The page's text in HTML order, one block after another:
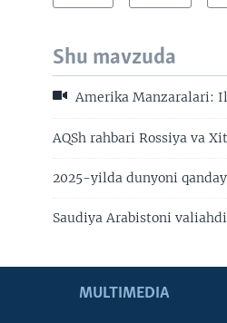
Shu mavzuda
Amerika Manzaralari:
AQSh rahbari Rossiya va
2025-yilda dunyoni
Saudiya Arabistoni
MULTIMEDIA